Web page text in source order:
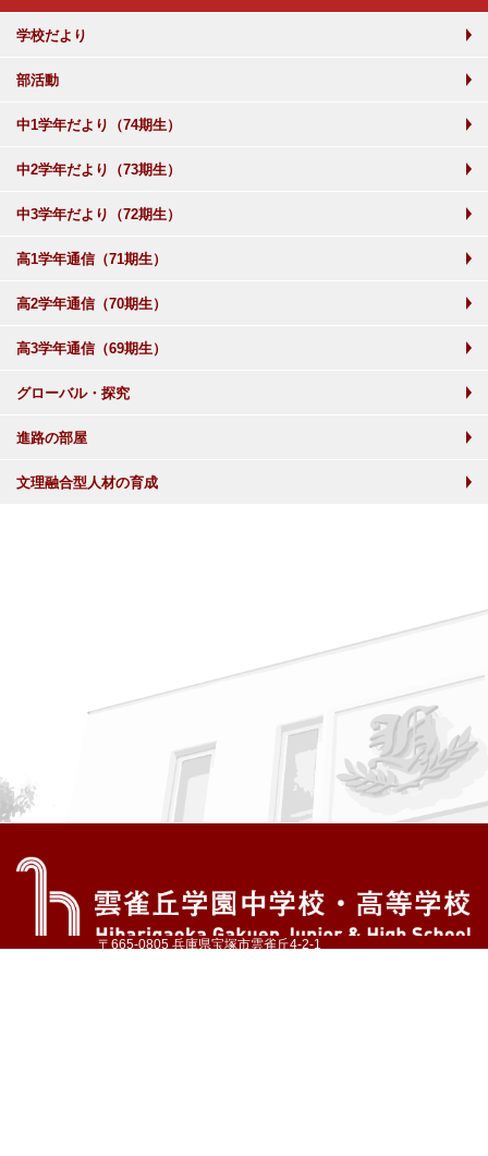
学校だより
部活動
中1学年だより（74期生）
中2学年だより（73期生）
中3学年だより（72期生）
高1学年通信（71期生）
高2学年通信（70期生）
高3学年通信（69期生）
グローバル・探究
進路の部屋
文理融合型人材の育成
〒665-0805 兵庫県宝塚市雲雀丘4-2-1